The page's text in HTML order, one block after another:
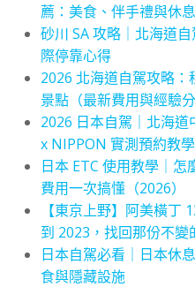
薦：美食、伴手禮與休
砂川 SA 攻略｜北海道
際停靠心得
2026 北海道自駕攻略
景點（最新費用與經驗分
2026 日本自駕｜北海道
x NIPPON 實測預約教
日本 ETC 使用教學｜
費用一次搞懂（2026）
【東京上野】阿美橫丁
到 2023，找回那份不變
日本自駕必看｜日本休
食與隱藏設施